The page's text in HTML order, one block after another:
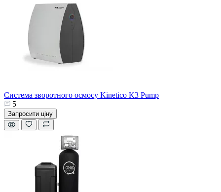
Система зворотного осмосу Kinetico K3 Pump
5
Запросити ціну